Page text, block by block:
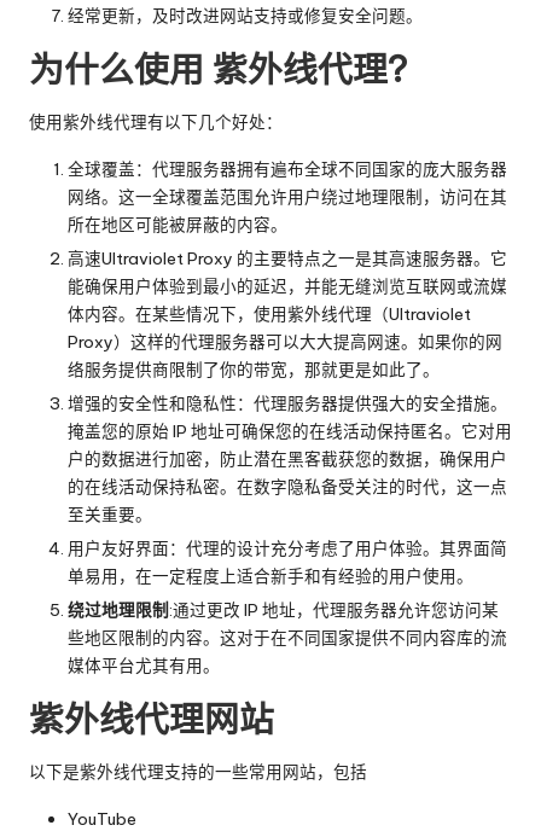
经常更新，及时改进网站支持或修复安全问题。
为什么使用 紫外线代理?
使用紫外线代理有以下几个好处：
全球覆盖：代理服务器拥有遍布全球不同国家的庞大服务器
网络。这一全球覆盖范围允许用户绕过地理限制，访问在其
所在地区可能被屏蔽的内容。
高速Ultraviolet Proxy 的主要特点之一是其高速服务器。它
能确保用户体验到最小的延迟，并能无缝浏览互联网或流媒
体内容。在某些情况下，使用紫外线代理（Ultraviolet
Proxy）这样的代理服务器可以大大提高网速。如果你的网
络服务提供商限制了你的带宽，那就更是如此了。
增强的安全性和隐私性：代理服务器提供强大的安全措施。
掩盖您的原始 IP 地址可确保您的在线活动保持匿名。它对用
户的数据进行加密，防止潜在黑客截获您的数据，确保用户
的在线活动保持私密。在数字隐私备受关注的时代，这一点
至关重要。
用户友好界面：代理的设计充分考虑了用户体验。其界面简
单易用，在一定程度上适合新手和有经验的用户使用。
绕过地理限制:通过更改 IP 地址，代理服务器允许您访问某
些地区限制的内容。这对于在不同国家提供不同内容库的流
媒体平台尤其有用。
紫外线代理网站
以下是紫外线代理支持的一些常用网站，包括
YouTube